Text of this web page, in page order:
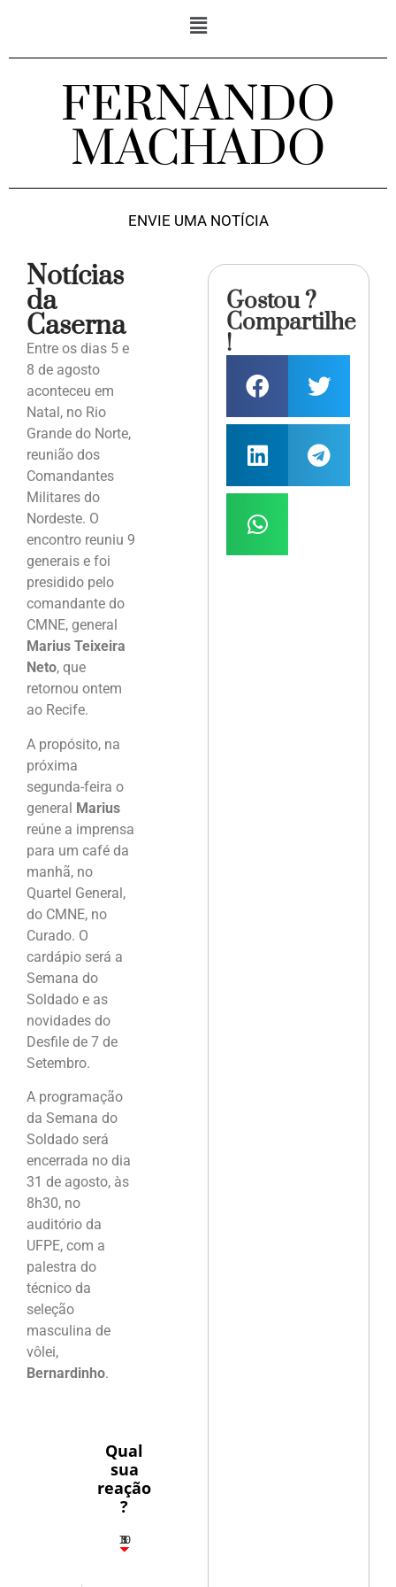
FERNANDO
MACHADO
ENVIE UMA NOTÍCIA
Notícias
da
Caserna
Entre os dias 5 e
8 de agosto
aconteceu em
Natal, no Rio
Grande do Norte,
reunião dos
Comandantes
Militares do
Nordeste. O
encontro reuniu 9
generais e foi
presidido pelo
comandante do
CMNE, general
Marius Teixeira
Neto, que
retornou ontem
ao Recife.
A propósito, na
próxima
segunda-feira o
general Marius
reúne a imprensa
para um café da
manhã, no
Quartel General,
do CMNE, no
Curado. O
cardápio será a
Semana do
Soldado e as
novidades do
Desfile de 7 de
Setembro.
A programação
da Semana do
Soldado será
encerrada no dia
31 de agosto, às
8h30, no
auditório da
UFPE, com a
palestra do
técnico da
seleção
masculina de
vôlei,
Bernardinho.
Qual
sua
reação
?
5
1
1
3
10
Gostou ?
Compartilhe
!